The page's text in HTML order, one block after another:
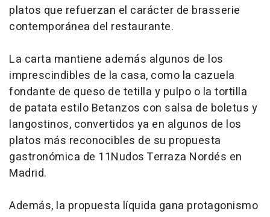
platos que refuerzan el carácter de brasserie
contemporánea del restaurante.
La carta mantiene además algunos de los
imprescindibles de la casa, como la cazuela
fondante de queso de tetilla y pulpo o la tortilla
de patata estilo Betanzos con salsa de boletus y
langostinos, convertidos ya en algunos de los
platos más reconocibles de su propuesta
gastronómica de 11Nudos Terraza Nordés en
Madrid.
Además, la propuesta líquida gana protagonismo